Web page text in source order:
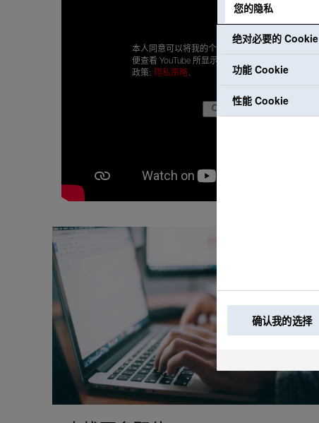
本人同意可以将我的个人数据传输给 Google，以
便查看 YouTube 所显示的内容。本人已阅读隐私
政策: 隱私策略.
您的隐私
绝对必要的 Cookie
功能 Cookie
性能 Cookie
确认我的选择